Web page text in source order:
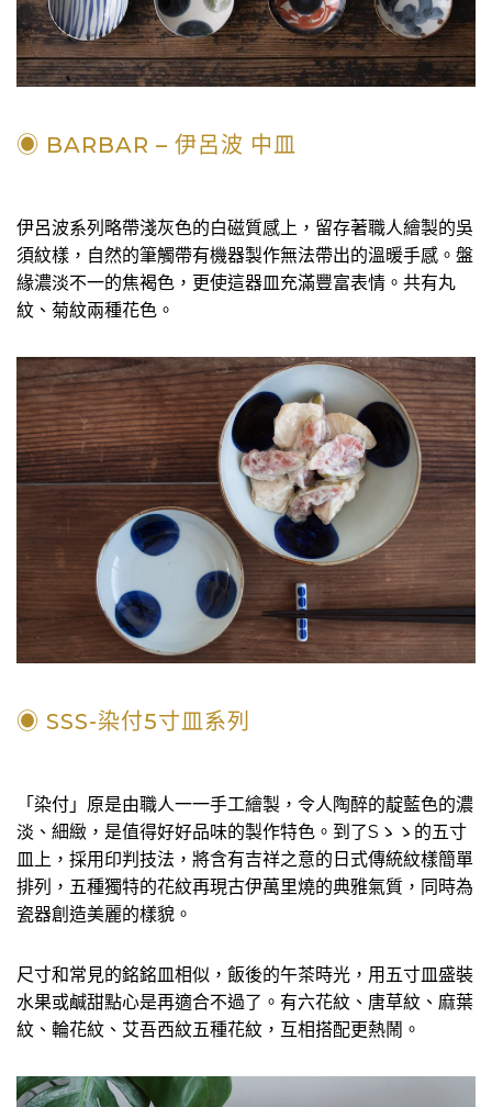
◉ BARBAR – 伊呂波 中皿
伊呂波系列略帶淺灰色的白磁質感上，留存著職人繪製的吳
須紋樣，自然的筆觸帶有機器製作無法帶出的溫暖手感。盤
緣濃淡不一的焦褐色，更使這器皿充滿豐富表情。共有丸
紋、菊紋兩種花色。
◉ SSS-染付5寸皿系列
「染付」原是由職人一一手工繪製，令人陶醉的靛藍色的濃
淡、細緻，是值得好好品味的製作特色。到了Sゝゝ的五寸
皿上，採用印判技法，將含有吉祥之意的日式傳統紋樣簡單
排列，五種獨特的花紋再現古伊萬里燒的典雅氣質，同時為
瓷器創造美麗的樣貌。
尺寸和常見的銘銘皿相似，飯後的午茶時光，用五寸皿盛裝
水果或鹹甜點心是再適合不過了。有六花紋、唐草紋、麻葉
紋、輪花紋、艾吾西紋五種花紋，互相搭配更熱鬧。